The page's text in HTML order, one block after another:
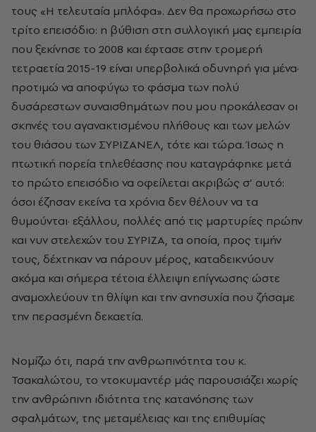
τους «Η τελευταία μπλόφα». Δεν θα προχωρήσω στο
τρίτο επεισόδιο: η βύθιση στη συλλογική μας εμπειρία
που ξεκίνησε το 2008 και έφτασε στην τρομερή
τετραετία 2015-19 είναι υπερβολικά οδυνηρή για μένα·
προτιμώ να αποφύγω το φάσμα των πολύ
δυσάρεστων συναισθημάτων που μου προκάλεσαν οι
σκηνές του αγανακτισμένου πλήθους και των μελών
του θιάσου των ΣΥΡΙΖΑΝΕΛ, τότε και τώρα. Ίσως η
πτωτική πορεία τηλεθέασης που καταγράφηκε μετά
το πρώτο επεισόδιο να οφείλεται ακριβώς σ’ αυτό:
όσοι έζησαν εκείνα τα χρόνια δεν θέλουν να τα
θυμούνται· εξάλλου, πολλές από τις μαρτυρίες πρώην
και νυν στελεχών του ΣΥΡΙΖΑ, τα οποία, προς τιμήν
τους, δέχτηκαν να πάρουν μέρος, καταδεικνύουν
ακόμα και σήμερα τέτοια έλλειψη επίγνωσης ώστε
αναμοχλεύουν τη θλίψη και την ανησυχία που ζήσαμε
την περασμένη δεκαετία.
Νομίζω ότι, παρά την ανθρωπινότητα του κ.
Τσακαλώτου, το ντοκυμαντέρ μάς παρουσιάζει χωρίς
την ανθρώπινη ιδιότητα της κατανόησης των
σφαλμάτων, της μεταμέλειας και της επιθυμίας